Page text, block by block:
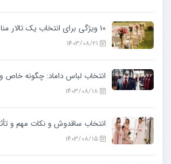
10 ویژگی‌ برای انتخاب یک تالار مناسب عروسی
انتخاب لباس داماد: چگونه خاص
انتخاب ساقدوش و نکات مهم و